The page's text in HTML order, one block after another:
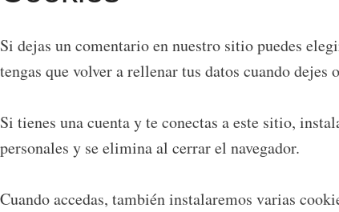
Si dejas un comentario en nuestro sitio puedes
tengas que volver a rellenar tus datos cuando
Si tienes una cuenta y te conectas a este sitio,
personales y se elimina al cerrar el navegador.
Cuando accedas, también instalaremos varias